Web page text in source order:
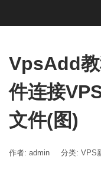
VpsAdd
件连接
文件(图)
作者: admin 分类: VPS